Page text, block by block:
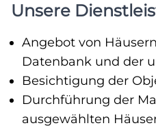
Unsere
Angebot von
Datenbank und der
Besichtigung der
Durchführung der
ausgewählten